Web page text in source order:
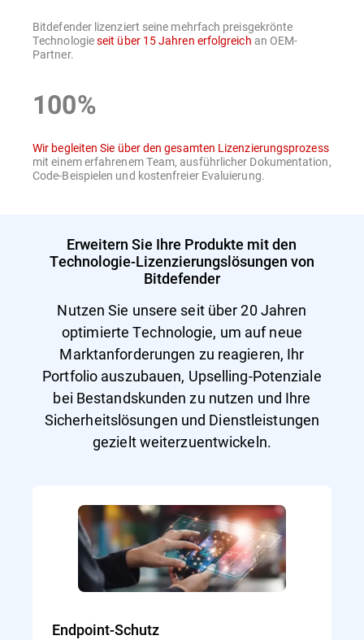
Bitdefender lizenziert seine mehrfach preisgekrönte
Technologieseit über 15 Jahren erfolgreich an OEM-
Partner.
100%
Wir begleiten Sie über den gesamten Lizenzierungsprozess
mit einem erfahrenem Team, ausführlicher Dokumentation,
Code-Beispielen und kostenfreier Evaluierung.
Erweitern Sie Ihre Produkte mit den
Technologie-Lizenzierungslösungen von
Bitdefender
Nutzen Sie unsere seit über 20 Jahren
optimierte Technologie, um auf neue
Marktanforderungen zu reagieren, Ihr
Portfolio auszubauen, Upselling-Potenziale
bei Bestandskunden zu nutzen und Ihre
Sicherheitslösungen und Dienstleistungen
gezielt weiterzuentwickeln.
Endpoint-Schutz